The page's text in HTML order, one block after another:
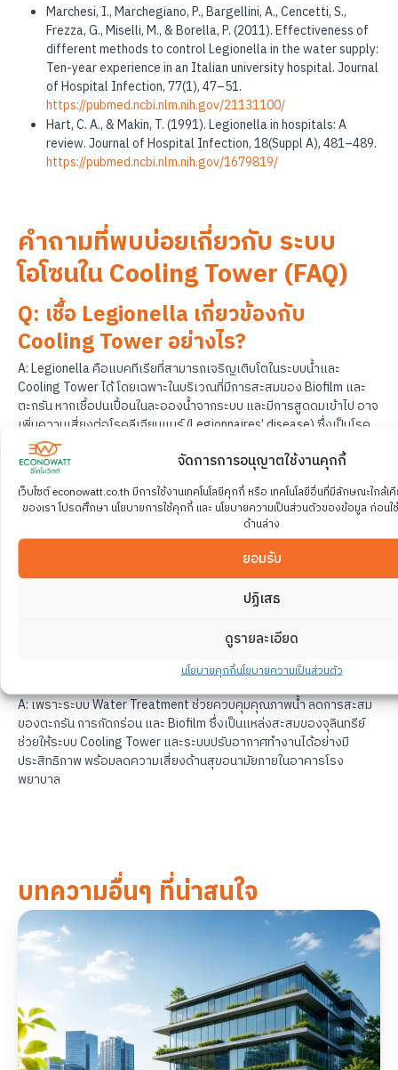
จัดการการอนุญาตใช้งานคุกกี้
เว็บไซต์ econowatt.co.th มีการใช้งานเทคโนโลยีคุกกี้ หรือ เทคโนโลยีอื่นที่มีลักษณะใกล้
ของเรา โปรดศึกษา นโยบายการใช้คุกกี้ และ นโยบายความเป็นส่วนตัวของข้อมูล ก่อนใ
ด้านล่าง
ยอมรับ
ปฏิเสธ
ดูรายละเอียด
นโยบายคุกกี้นโยบายความเป็นส่วนตัว
Marchesi, I., Marchegiano, P., Bargellini, A., Cencetti, S.,
Frezza, G., Miselli, M., & Borella, P. (2011). Effectiveness of
different methods to control Legionella in the water supply:
Ten-year experience in an Italian university hospital. Journal
of Hospital Infection, 77(1), 47–51.
https://pubmed.ncbi.nlm.nih.gov/21131100/
Hart, C. A., & Makin, T. (1991). Legionella in hospitals: A
review. Journal of Hospital Infection, 18(Suppl A), 481–489.
https://pubmed.ncbi.nlm.nih.gov/1679819/
คำถามที่พบบ่อยเกี่ยวกับ ระบบ
โอโซนใน Cooling Tower (FAQ)
Q: เชื้อ Legionella เกี่ยวข้องกับ
Cooling Tower อย่างไร?
A: Legionella คือแบคทีเรียที่สามารถเจริญเติบโตในระบบน้ำและ
Cooling Tower ได้ โดยเฉพาะในบริเวณที่มีการสะสมของ Biofilm และ
ตะกรัน หากเชื้อปนเปื้อนในละอองน้ำจากระบบ และมีการสูดดมเข้าไป อาจ
เพิ่มความเสี่ยงต่อโรคลีเจียนแนร์ (Legionnaires’ disease) ซึ่งเป็นโรค
ปอดอักเสบชนิดหนึ่ง โดยเฉพาะในผู้สูงอายุหรือผู้ที่มีภูมิคุ้มกันต่ำ
Q: ระบบโอโซนบำบัดน้ำดีกว่าการใช้
คลอรีนอย่างไร?
A: ระบบโอโซนช่วยควบคุมจุลินทรีย์และ Biofilm ได้อย่างรวดเร็วผ่าน
กระบวนการ Oxidation อีกทั้งหลังทำปฏิกิริยาแล้ว โอโซนยังสามารถ
สลายตัวกลับเป็นออกซิเจนได้เอง จึงช่วยลดปัญหาสารเคมีตกค้างใน
ระบบน้ำเมื่อเทียบกับการใช้สารฆ่าเชื้อบางประเภท
Q: ทำไมโรงพยาบาลจึงควรให้ความ
สำคัญกับ Water Treatment ใน
A: เพราะระบบ Water Treatment ช่วยควบคุมคุณภาพน้ำ ลดการสะสม
ของตะกรัน การกัดกร่อน และ Biofilm ซึ่งเป็นแหล่งสะสมของจุลินทรีย์
ช่วยให้ระบบ Cooling Tower และระบบปรับอากาศทำงานได้อย่างมี
ประสิทธิภาพ พร้อมลดความเสี่ยงด้านสุขอนามัยภายในอาคารโรง
พยาบาล
บทความอื่นๆ ที่น่าสนใจ